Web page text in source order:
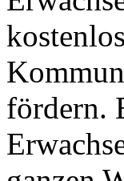
fördern.